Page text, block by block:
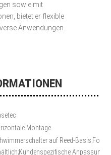
sowie mit
bietet er flexible
Anwendungen.
Montage
auf Reed-